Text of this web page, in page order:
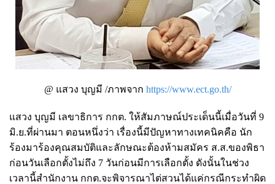
@ แสวง บุญมี /ภาพจาก https://www.ect.go.th/
แสวง บุญมี เลขาธิการ กกต. ให้สัมภาษณ์ประเด็นนี้เมื่อวันที่ 9
มิ.ย.ที่ผ่านมา ตอนหนึ่งว่า เรื่องนี้มีปัญหาทางเทคนิคคือ นัก
ร้องมาร้องคุณสมบัติและลักษณะต้องห้ามสมัคร ส.ส.ของพิธา
ก่อนวันเลือกตั้งไม่ถึง 7 วันก่อนมีการเลือกตั้ง ดังนั้นในช่วง
เวลานี้สำนักงาน กกต.จะพิจารณาไต่สวนได้แค่กรณีกระทำผิด